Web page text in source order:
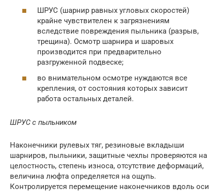
ШРУС (шарнир равных угловых скоростей)
крайне чувствителен к загрязнениям
вследствие повреждения пыльника (разрыв,
трещина). Осмотр шарнира и шаровых
производится при предварительно
разгруженной подвеске;
во внимательном осмотре нуждаются все
крепления, от состояния которых зависит
работа остальных деталей.
ШРУС с пыльником
Наконечники рулевых тяг, резиновые вкладыши
шарниров, пыльники, защитные чехлы проверяются на
целостность, степень износа, отсутствие деформаций,
величина люфта определяется на ощупь.
Контролируется перемещение наконечников вдоль оси